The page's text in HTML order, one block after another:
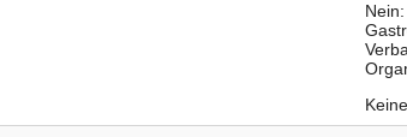
Nein
Keine